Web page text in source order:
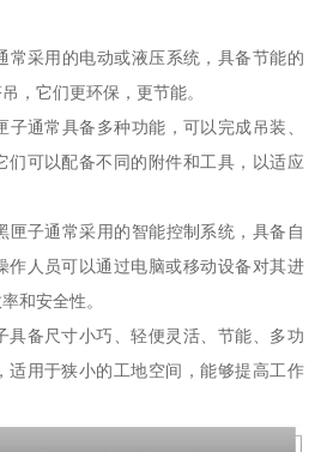
常采用的电动或液压系统，具备节能的
，它们更环保，更节能。
通常具备多种功能，可以完成吊装、
们可以配备不同的附件和工具，以适应
匣子通常采用的智能控制系统，具备自
作人员可以通过电脑或移动设备对其进
和安全性。
具备尺寸小巧、轻便灵活、节能、多功
适用于狭小的工地空间，能够提高工作